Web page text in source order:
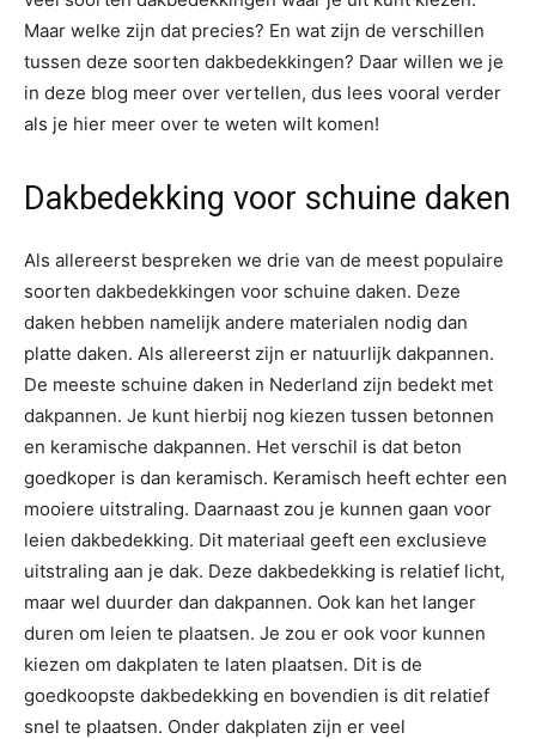
Maar welke zijn dat precies? En wat zijn de verschillen
tussen deze soorten dakbedekkingen? Daar willen we je
in deze blog meer over vertellen, dus lees vooral verder
als je hier meer over te weten wilt komen!
Dakbedekking voor schuine daken
Als allereerst bespreken we drie van de meest populaire
soorten dakbedekkingen voor schuine daken. Deze
daken hebben namelijk andere materialen nodig dan
platte daken. Als allereerst zijn er natuurlijk dakpannen.
De meeste schuine daken in Nederland zijn bedekt met
dakpannen. Je kunt hierbij nog kiezen tussen betonnen
en keramische dakpannen. Het verschil is dat beton
goedkoper is dan keramisch. Keramisch heeft echter een
mooiere uitstraling. Daarnaast zou je kunnen gaan voor
leien dakbedekking. Dit materiaal geeft een exclusieve
uitstraling aan je dak. Deze dakbedekking is relatief licht,
maar wel duurder dan dakpannen. Ook kan het langer
duren om leien te plaatsen. Je zou er ook voor kunnen
kiezen om dakplaten te laten plaatsen. Dit is de
goedkoopste dakbedekking en bovendien is dit relatief
snel te plaatsen. Onder dakplaten zijn er veel